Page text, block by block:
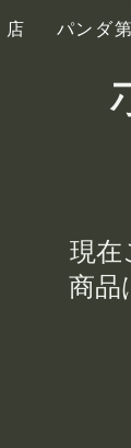
店 パンダ
現在
商品